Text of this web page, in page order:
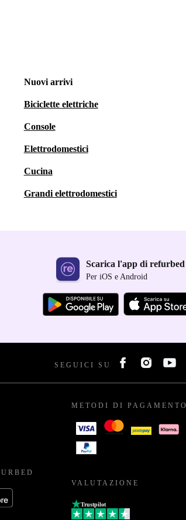
Nuovi arrivi
Biciclette elettriche
Console
Elettrodomestici
Cucina
Grandi elettrodomestici
Scarica l'app di refurbed
Per iOS e Android
SEGUICI SU
METODI DI PAGAMENTO
VALUTAZIONE
Trustpilot